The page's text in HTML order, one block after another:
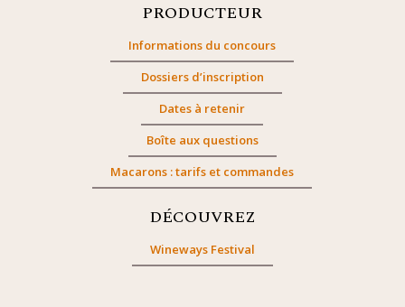
PRODUCTEUR
Informations du concours
Dossiers d’inscription
Dates à retenir
Boîte aux questions
Macarons : tarifs et commandes
DÉCOUVREZ
Wineways Festival